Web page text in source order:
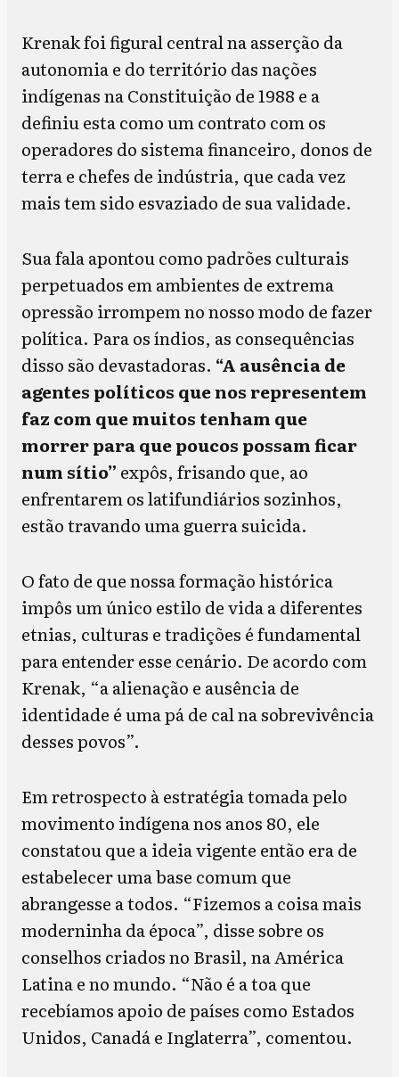
Krenak foi figural central na asserção da
autonomia e do território das nações
indígenas na Constituição de 1988 e a
definiu esta como um contrato com os
operadores do sistema financeiro, donos de
terra e chefes de indústria, que cada vez
mais tem sido esvaziado de sua validade.
Sua fala apontou como padrões culturais
perpetuados em ambientes de extrema
opressão irrompem no nosso modo de fazer
política. Para os índios, as consequências
disso são devastadoras. “A ausência de
agentes políticos que nos representem
faz com que muitos tenham que
morrer para que poucos possam ficar
num sítio” expôs, frisando que, ao
enfrentarem os latifundiários sozinhos,
estão travando uma guerra suicida.
O fato de que nossa formação histórica
impôs um único estilo de vida a diferentes
etnias, culturas e tradições é fundamental
para entender esse cenário. De acordo com
Krenak, “a alienação e ausência de
identidade é uma pá de cal na sobrevivência
desses povos”.
Em retrospecto à estratégia tomada pelo
movimento indígena nos anos 80, ele
constatou que a ideia vigente então era de
estabelecer uma base comum que
abrangesse a todos. “Fizemos a coisa mais
moderninha da época”, disse sobre os
conselhos criados no Brasil, na América
Latina e no mundo. “Não é a toa que
recebíamos apoio de países como Estados
Unidos, Canadá e Inglaterra”, comentou.